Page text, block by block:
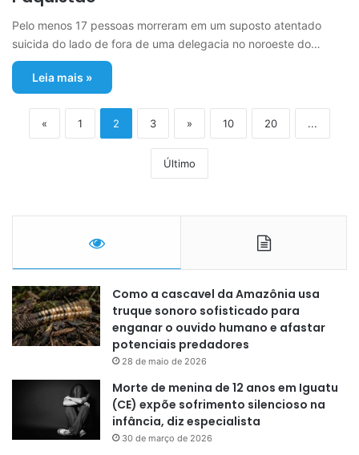
Pelo menos 17 pessoas morreram em um suposto atentado
suicida do lado de fora de uma delegacia no noroeste do…
Leia mais »
« 1 2 3 » 10 20 ...
Último
Como a cascavel da Amazônia usa
truque sonoro sofisticado para
enganar o ouvido humano e afastar
potenciais predadores
28 de maio de 2026
Morte de menina de 12 anos em Iguatu
(CE) expõe sofrimento silencioso na
infância, diz especialista
30 de março de 2026